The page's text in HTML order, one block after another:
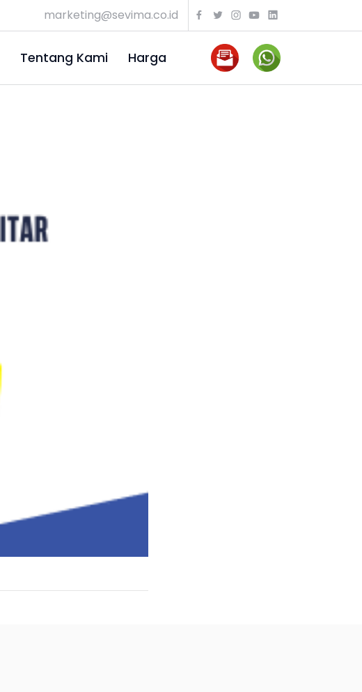
marketing@sevima.co.id
Tentang Kami Harga